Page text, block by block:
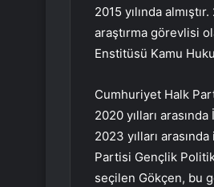
2015 yılında
araştırma görevlisi
Enstitüsü Kamu
Cumhuriyet Halk
2020 yılları
2023 yılları
Partisi Gençlik
seçilen Gökçen, bu